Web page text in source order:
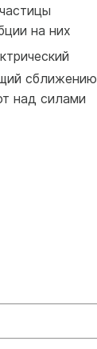
на них
сближению
над силами